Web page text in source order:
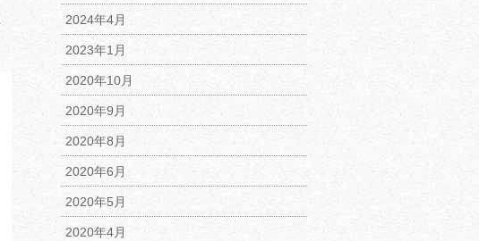
2024年4月
2023年1月
2020年10月
2020年9月
2020年8月
2020年6月
2020年5月
2020年4月